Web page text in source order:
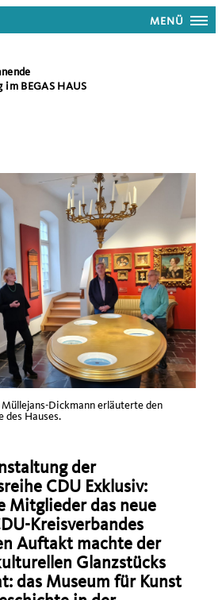
MENÜ
BEGAS HAUS
Dickmann erläuterte den
des Hauses.
der
CDU Exklusiv:
Mitglieder das neue
Kreisverbandes
Auftakt machte der
Glanzstücks
das Museum für Kunst